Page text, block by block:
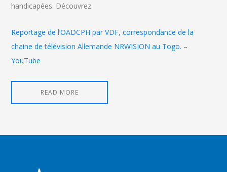
handicapées. Découvrez.
Reportage de l’OADCPH par VDF, correspondance de la
chaine de télévision Allemande NRWISION au Togo. –
YouTube
READ MORE